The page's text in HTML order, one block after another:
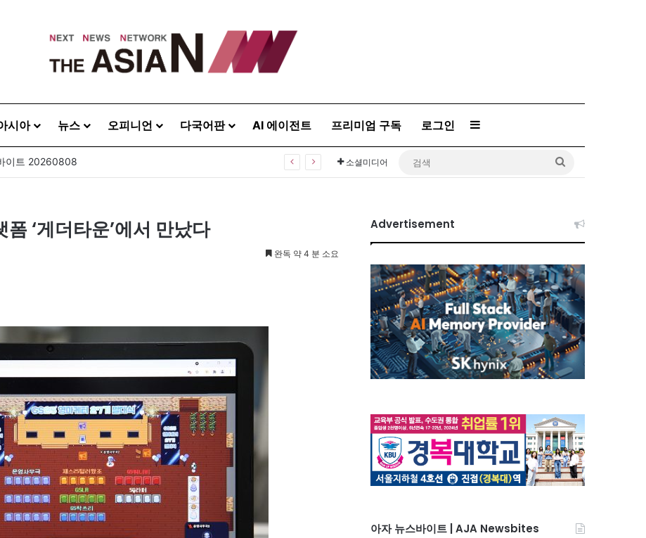
시아 뉴스 오피니언 다국어판 AI 에이전트 프리미엄 구독 로그인 Sidebar
이트 20260808 소셜미디어
‘게더타운’에서 만났다
완독 약 4 분 소요
Advertisement
아자 뉴스바이트 | AJA Newsbites